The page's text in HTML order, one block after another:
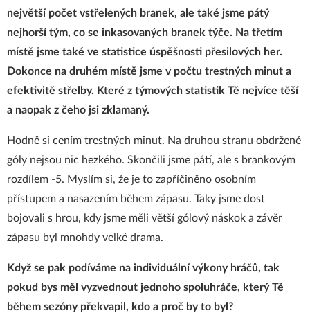
největší počet vstřelených branek, ale také jsme pátý
nejhorší tým, co se inkasovaných branek týče. Na třetím
místě jsme také ve statistice úspěšnosti přesilových her.
Dokonce na druhém místě jsme v počtu trestných minut a
efektivitě střelby. Které z týmových statistik Tě nejvíce těší
a naopak z čeho jsi zklamaný.
Hodně si cením trestných minut. Na druhou stranu obdržené
góly nejsou nic hezkého. Skončili jsme pátí, ale s brankovým
rozdílem -5. Myslím si, že je to zapříčiněno osobním
přístupem a nasazením během zápasu. Taky jsme dost
bojovali s hrou, kdy jsme měli větší gólový náskok a závěr
zápasu byl mnohdy velké drama.
Když se pak podíváme na individuální výkony hráčů, tak
pokud bys měl vyzvednout jednoho spoluhráče, který Tě
během sezóny překvapil, kdo a proč by to byl?